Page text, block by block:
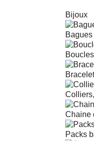
Bijoux
Bagues
Chaine
Packs